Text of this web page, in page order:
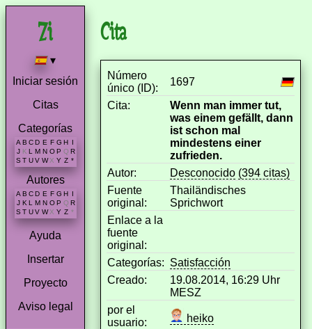
▾
Iniciar sesión
Citas
Categorías
A B C D E F G H I
J K L M N O P Q R
S T U V W X Y Z *
Autores
A B C D E F G H
J K L M N O P Q R
S T U V W X Y Z *
Ayuda
Insertar
Proyecto
Aviso legal
Cita
Número
único (ID):
1697
Cita:
Wenn man immer tut,
was einem gefällt, dann
ist schon mal
mindestens einer
zufrieden.
Autor:
Desconocido (394 citas)
Fuente
original:
Thailändisches
Sprichwort
Enlace a la
fuente
original:
Categorías: Satisfacción
Creado:
19.08.2014, 16:29 Uhr
MESZ
por el
usuario:
heiko